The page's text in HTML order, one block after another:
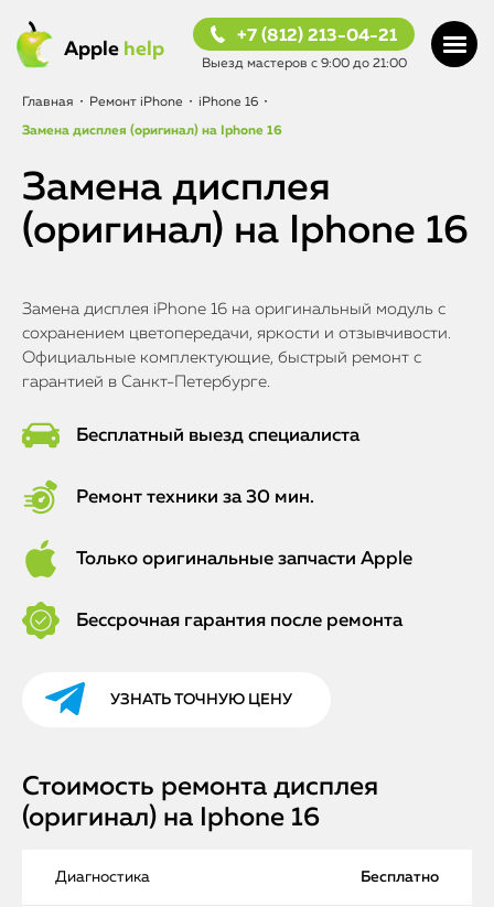
Apple help
+7 (812) 213-04-21
Выезд мастеров с 9:00 до 21:00
Главная • Ремонт iPhone • iPhone 16 •
Замена дисплея (оригинал) на Iphone 16
Замена дисплея
(оригинал) на Iphone 16
Замена дисплея iPhone 16 на оригинальный модуль с
сохранением цветопередачи, яркости и отзывчивости.
Официальные комплектующие, быстрый ремонт с
гарантией в Санкт-Петербурге.
Бесплатный выезд специалиста
Ремонт техники за 30 мин.
Только оригинальные запчасти Apple
Бессрочная гарантия после ремонта
УЗНАТЬ ТОЧНУЮ ЦЕНУ
Стоимость ремонта дисплея
(оригинал) на Iphone 16
Диагностика Бесплатно